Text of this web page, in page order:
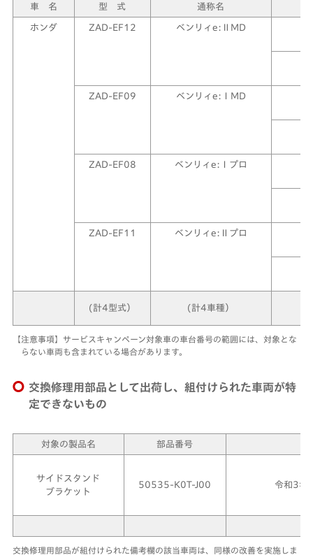
車 名 型 式 通称名
ホンダ ZAD-EF12 ベンリィe:ⅡMD
ZAD-EF09 ベンリィe:ⅠMD
ZAD-EF08 ベンリィe:Ⅰプロ
ZAD-EF11 ベンリィe:Ⅱプロ
(計4型式） (計4車種）
【注意事項】サービスキャンペーン対象車の車台番号の範囲には、対象とな
らない車両も含まれている場合があります。
交換修理用部品として出荷し、組付けられた車両が特
定できないもの
対象の製品名 部品番号
サイドスタンド
ブラケット
50535-K0T-J00 令和3年
交換修理用部品が組付けられた備考欄の該当車両は、同様の改善を実施しま